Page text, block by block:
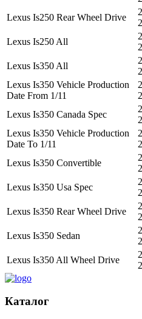
Lexus Is250 Rear Wheel Drive
Lexus Is250 All
Lexus Is350 All
Lexus Is350 Vehicle Production
Date From 1/11
Lexus Is350 Canada Spec
Lexus Is350 Vehicle Production
Date To 1/11
Lexus Is350 Convertible
Lexus Is350 Usa Spec
Lexus Is350 Rear Wheel Drive
Lexus Is350 Sedan
Lexus Is350 All Wheel Drive
Каталог